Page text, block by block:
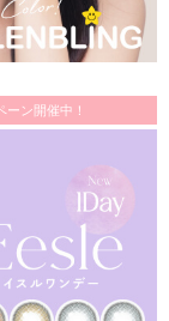
ーン開催中！